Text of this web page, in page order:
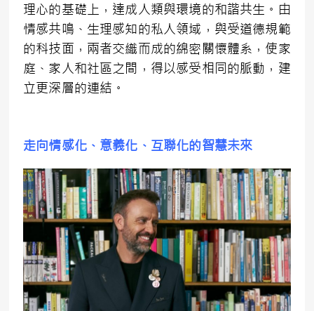
理心的基礎上，達成人類與環境的和諧共生。由
情感共鳴、生理感知的私人領域，與受道德規範
的科技面，兩者交織而成的綿密關懷體系，使家
庭、家人和社區之間，得以感受相同的脈動，建
立更深層的連結。
走向情感化、意義化、互聯化的智慧未來